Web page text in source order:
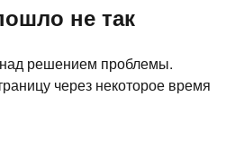
не так
решением проблемы.
через некоторое время